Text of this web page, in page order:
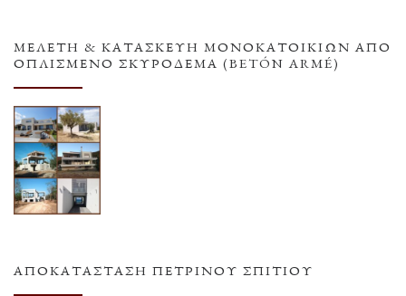
ΜΕΛΕΤΗ & ΚΑΤΑΣΚΕΥΗ ΜΟΝΟΚΑΤΟΙΚΙΩΝ ΑΠΟ
ΟΠΛΙΣΜΕΝΟ ΣΚΥΡΟΔΕΜΑ (BETÓN ARMÉ)
ΑΠΟΚΑΤΆΣΤΑΣΗ ΠΈΤΡΙΝΟΥ ΣΠΙΤΙΟΎ